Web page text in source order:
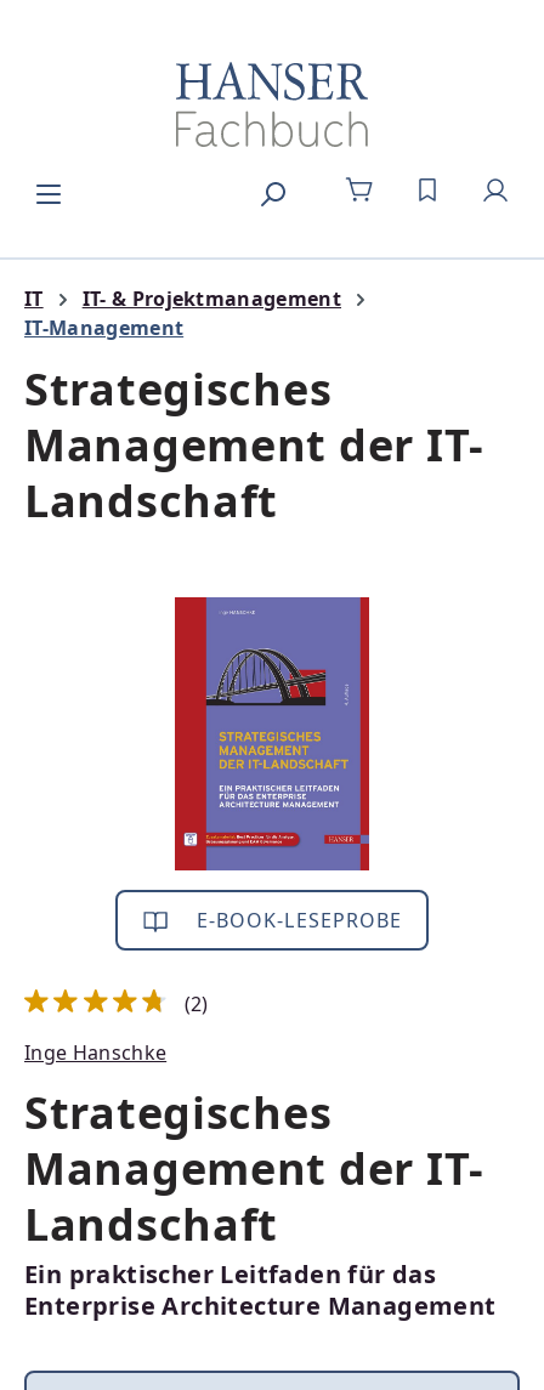
DU HAST 0
IT
IT- & Projektmanagement
IT-Management
Strategisches
Management der IT-
Landschaft
Bildergalerie überspringen
E-BOOK-LESEPROBE
(2)
Inge Hanschke
Strategisches
Management der IT-
Landschaft
Ein praktischer Leitfaden für das
Enterprise Architecture Management